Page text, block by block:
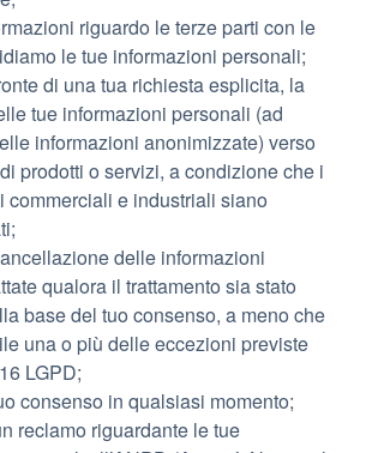
riguardo le terze parti con le
le tue informazioni personali;
di una tua richiesta esplicita, la
tue informazioni personali (ad
informazioni anonimizzate) verso
prodotti o servizi, a condizione che i
commerciali e industriali siano
delle informazioni
qualora il trattamento sia stato
base del tuo consenso, a meno che
una o più delle eccezioni previste
LGPD;
consenso in qualsiasi momento;
reclamo riguardante le tue